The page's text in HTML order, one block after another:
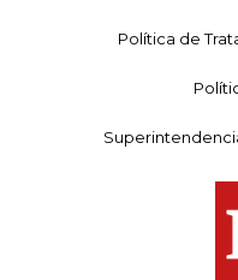
Política de